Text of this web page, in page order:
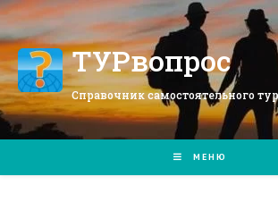
Перейти
к
содержимомуТУРвопрос
Справочник самостоятельного
МЕНЮ